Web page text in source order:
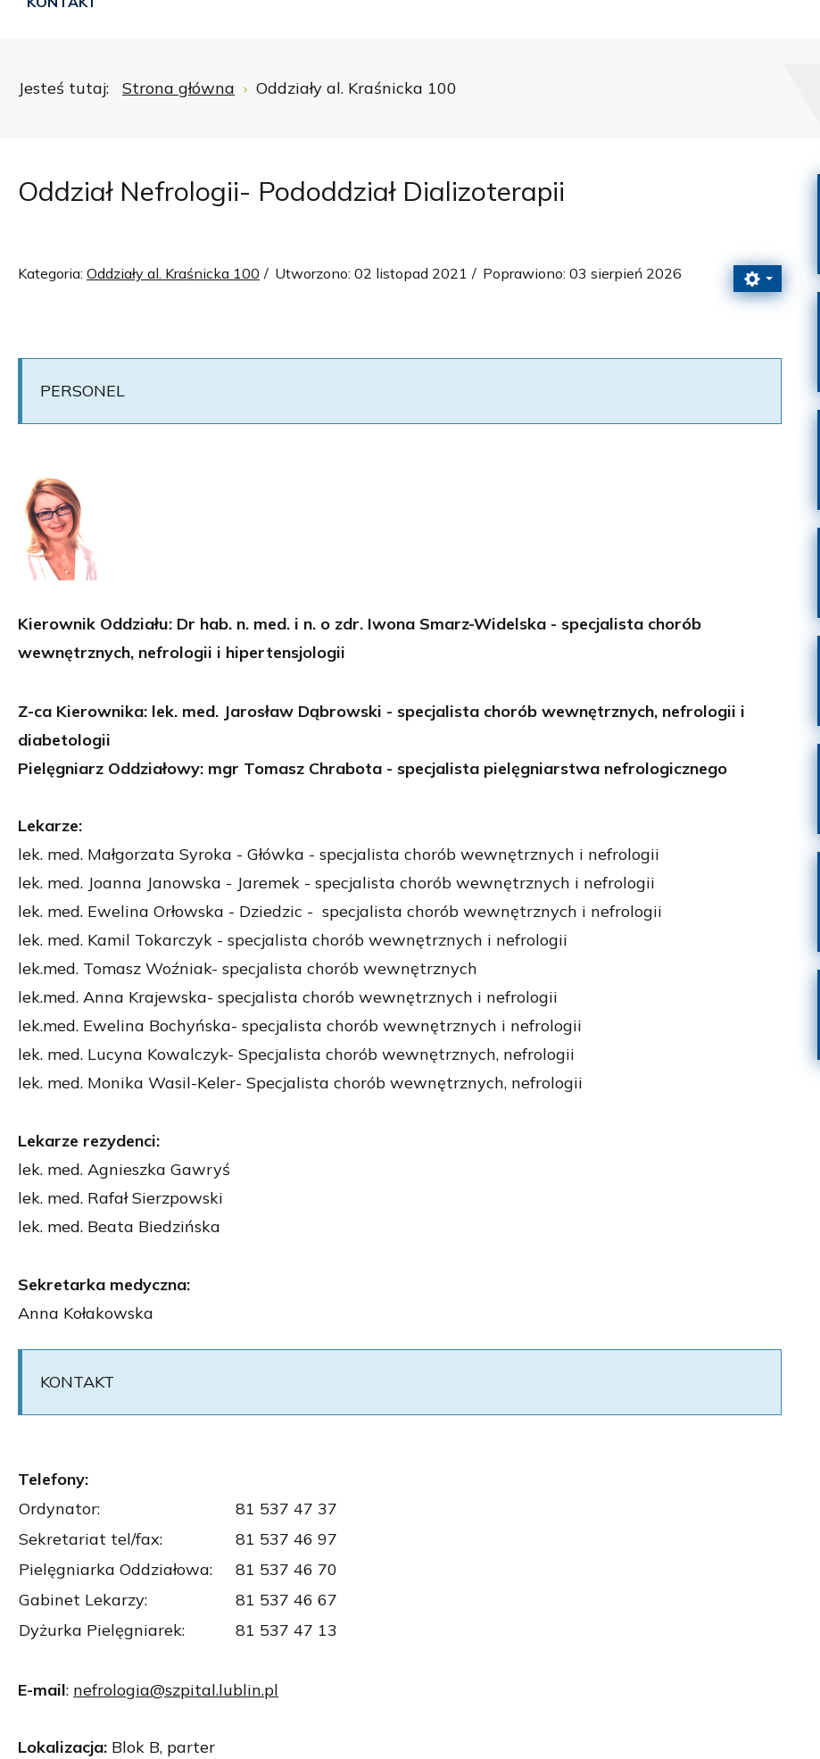
Jesteś tutaj: Strona główna Oddziały al. Kraśnicka 100
Oddział Nefrologii- Pododdział Dializoterapii
Kategoria: Oddziały al. Kraśnicka 100 Utworzono: 02 listopad 2021 Poprawiono: 03 sierpień 2026
PERSONEL
Kierownik Oddziału: Dr hab. n. med. i n. o zdr. Iwona Smarz-Widelska - specjalista chorób
wewnętrznych, nefrologii i hipertensjologii
Z-ca Kierownika: lek. med. Jarosław Dąbrowski - specjalista chorób wewnętrznych, nefrologii i
diabetologii
Pielęgniarz Oddziałowy: mgr Tomasz Chrabota - specjalista pielęgniarstwa nefrologicznego
Lekarze:
lek. med. Małgorzata Syroka - Główka - specjalista chorób wewnętrznych i nefrologii
lek. med. Joanna Janowska - Jaremek - specjalista chorób wewnętrznych i nefrologii
lek. med. Ewelina Orłowska - Dziedzic - specjalista chorób wewnętrznych i nefrologii
lek. med. Kamil Tokarczyk - specjalista chorób wewnętrznych i nefrologii
lek.med. Tomasz Woźniak- specjalista chorób wewnętrznych
lek.med. Anna Krajewska- specjalista chorób wewnętrznych i nefrologii
lek.med. Ewelina Bochyńska- specjalista chorób wewnętrznych i nefrologii
lek. med. Lucyna Kowalczyk- Specjalista chorób wewnętrznych, nefrologii
lek. med. Monika Wasil-Keler- Specjalista chorób wewnętrznych, nefrologii
Lekarze rezydenci:
lek. med. Agnieszka Gawryś
lek. med. Rafał Sierzpowski
lek. med. Beata Biedzińska
Sekretarka medyczna:
Anna Kołakowska
KONTAKT
Telefony:
Ordynator: 81 537 47 37
Sekretariat tel/fax:
81 537 46 97
Pielęgniarka Oddziałowa:
81 537 46 70
Gabinet Lekarzy:
81 537 46 67
Dyżurka Pielęgniarek:
81 537 47 13
E-mail: nefrologia@szpital.lublin.pl
Lokalizacja: Blok B, parter